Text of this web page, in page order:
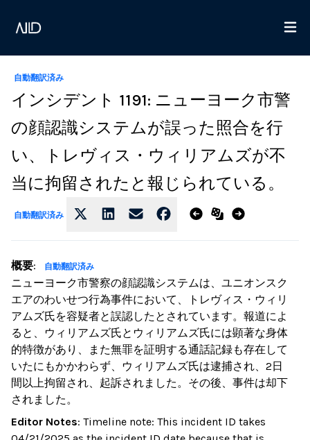
自動翻訳済み
インシデント 1191: ニューヨーク市警
の顔認識システムが誤った照合を行
い、トレヴィス・ウィリアムズが不
当に拘留されたと報じられている。
自動翻訳済み
概要: 自動翻訳済み
ニューヨーク市警察の顔認識システムは、ユニオンスク
エアのわいせつ行為事件において、トレヴィス・ウィリ
アムズ氏を容疑者と誤認したとされています。報道によ
ると、ウィリアムズ氏とウィリアムズ氏には顕著な身体
的特徴があり、また無罪を証明する通話記録も存在して
いたにもかかわらず、ウィリアムズ氏は逮捕され、2日
間以上拘留され、起訴されました。その後、事件は却下
されました。
Editor Notes: Timeline note: This incident ID takes